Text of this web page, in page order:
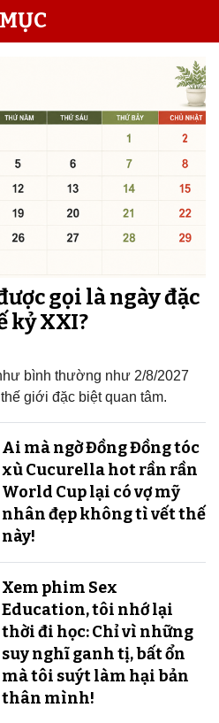
gọi là ngày đặc
kỷ XXI?
bình thường như 2/8/2027
giới đặc biệt quan tâm.
Ai mà ngờ Đồng Đồng tóc
xù Cucurella hot rần rần
World Cup lại có vợ mỹ
nhân đẹp không tì vết thế
này!
Xem phim Sex
Education, tôi nhớ lại
thời đi học: Chỉ vì những
suy nghĩ ganh tị, bất ổn
mà tôi suýt làm hại bản
thân mình!